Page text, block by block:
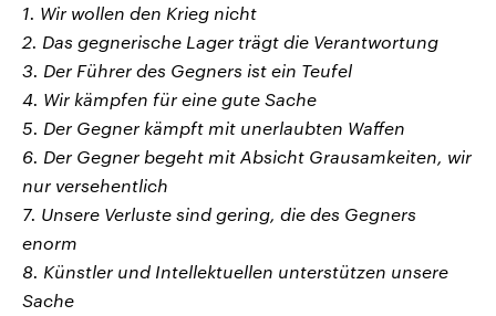
1. Wir wollen den Krieg nicht
2. Das gegnerische Lager trägt die Verantwortung
3. Der Führer des Gegners ist ein Teufel
4. Wir kämpfen für eine gute Sache
5. Der Gegner kämpft mit unerlaubten Waffen
6. Der Gegner begeht mit Absicht Grausamkeiten, wir
nur versehentlich
7. Unsere Verluste sind gering, die des Gegners
enorm
8. Künstler und Intellektuellen unterstützen unsere
Sache